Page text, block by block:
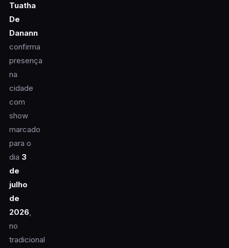
Tuatha
De
Danann
confirma
presença
na
cidade
com
show
marcado
para o
dia 3
de
julho
de
2026,
no
tradicional